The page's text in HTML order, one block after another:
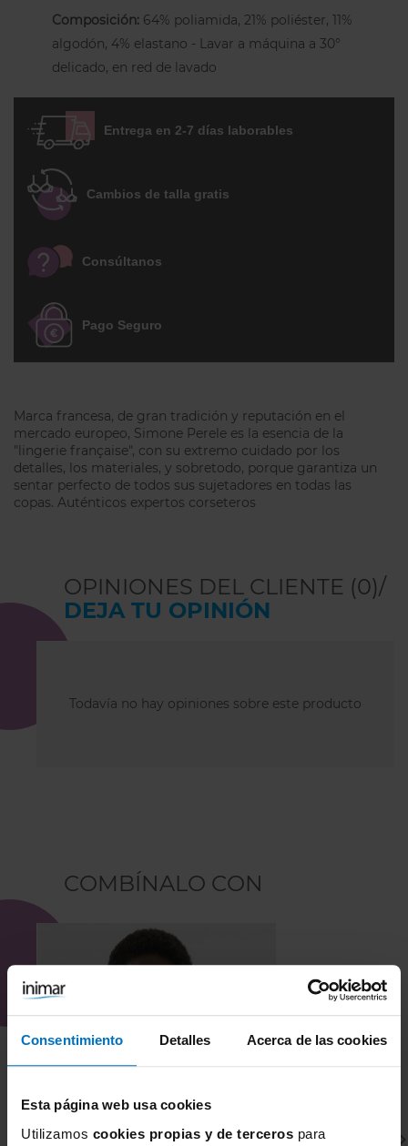
Consentimiento Detalles Acerca de las cookies
Esta página web usa cookies
Utilizamos cookies propias y de terceros para
Bordes festoneados en el recorte de las
piernas para que no se marque bajo la
LIMITADA.
* Las modelos usan la talla 4 y la talla 2
Composición: 64% poliamida, 21% poliéster, 11%
algodón, 4% elastano - Lavar a máquina a 30°
delicado, en red de lavado
Entrega en 2-7 días laborables
Cambios de talla gratis
Consúltanos
Pago Seguro
Marca francesa, de gran tradición y reputación en el
mercado europeo, Simone Perele es la esencia de la
"lingerie française", con su extremo cuidado por los
detalles, los materiales, y sobretodo, porque garantiza un
sentar perfecto de todos sus sujetadores en todas las
copas. Auténticos expertos corseteros
OPINIONES DEL CLIENTE (0)/
DEJA TU OPINIÓN
Todavía no hay opiniones sobre este producto
COMBÍNALO CON